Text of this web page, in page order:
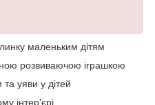
маленьким дітям
розвиваючою іграшкою
та уяви у дітей
інтер'єрі